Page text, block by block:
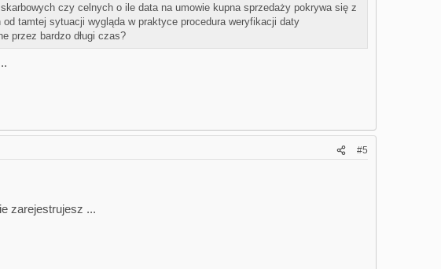
czy celnych o ile data na umowie kupna sprzedaży pokrywa się z
tamtej sytuacji wygląda w praktyce procedura weryfikacji daty
przez bardzo długi czas?
#5
zarejestrujesz ...